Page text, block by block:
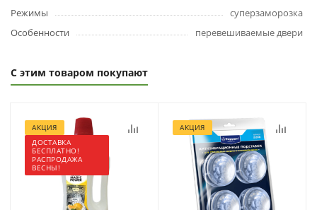
Режимы
суперзаморозка
Особенности
перевешиваемые двери
С этим товаром покупают
АКЦИЯ
ДОСТАВКА
БЕСПЛАТНО!
РАСПРОДАЖА
ВЕСНЫ!
АКЦИЯ